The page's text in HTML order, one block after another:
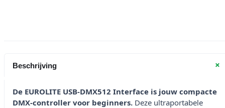
Beschrijving +
De EUROLITE USB-DMX512 Interface is jouw compacte
DMX-controller voor beginners. Deze ultraportabele